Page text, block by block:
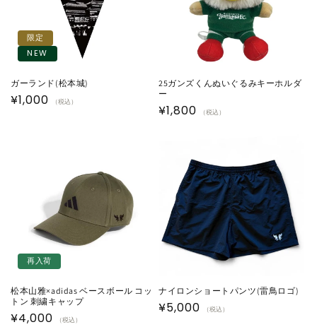
限定
NEW
ガーランド(松本城)
通
¥1,000 （税込）
25ガンズくんぬいぐるみキーホルダ
ー
通
¥1,800 （税込）
再入荷
松本山雅×adidas ベースボール コッ
トン 刺繍キャップ
通
¥4,000 （税込）
ナイロンショートパンツ(雷鳥ロゴ)
通
¥5,000 （税込）